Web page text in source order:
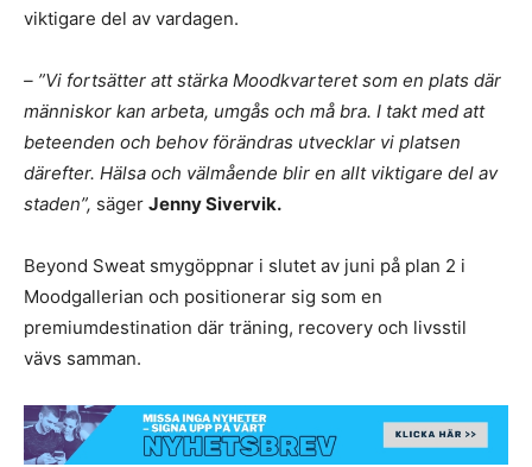
viktigare del av vardagen.
– ”Vi fortsätter att stärka Moodkvarteret som en plats där
människor kan arbeta, umgås och må bra. I takt med att
beteenden och behov förändras utvecklar vi platsen
därefter. Hälsa och välmående blir en allt viktigare del av
staden”, säger Jenny Sivervik.
Beyond Sweat smygöppnar i slutet av juni på plan 2 i
Moodgallerian och positionerar sig som en
premiumdestination där träning, recovery och livsstil
vävs samman.